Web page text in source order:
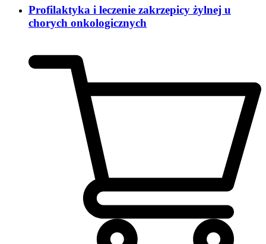
Profilaktyka i leczenie zakrzepicy żylnej u
chorych onkologicznych